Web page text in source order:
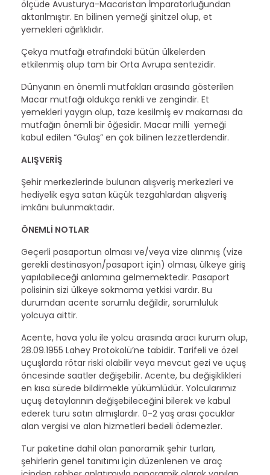
ölçüde Avusturya-Macaristan İmparatorluğundan
aktarılmıştır. En bilinen yemeği şinitzel olup, et
yemekleri ağırlıklıdır.
Çekya mutfağı etrafındaki bütün ülkelerden
etkilenmiş olup tam bir Orta Avrupa sentezidir.
Dünyanın en önemli mutfakları arasında gösterilen
Macar mutfağı oldukça renkli ve zengindir. Et
yemekleri yaygın olup, taze kesilmiş ev makarnası da
mutfağın önemli bir öğesidir. Macar milli yemeği
kabul edilen “Gulaş” en çok bilinen lezzetlerdendir.
ALIŞVERİŞ
Şehir merkezlerinde bulunan alışveriş merkezleri ve
hediyelik eşya satan küçük tezgahlardan alışveriş
imkânı bulunmaktadır.
ÖNEMLİ NOTLAR
Geçerli pasaportun olması ve/veya vize alınmış (vize
gerekli destinasyon/pasaport için) olması, ülkeye giriş
yapılabileceği anlamına gelmemektedir. Pasaport
polisinin sizi ülkeye sokmama yetkisi vardır. Bu
durumdan acente sorumlu değildir, sorumluluk
yolcuya aittir.
Acente, hava yolu ile yolcu arasında aracı kurum olup,
28.09.1955 Lahey Protokolü’ne tabidir. Tarifeli ve özel
uçuşlarda rötar riski olabilir veya mevcut gezi ve uçuş
öncesinde saatler değişebilir. Acente, bu değişiklikleri
en kısa sürede bildirmekle yükümlüdür. Yolcularımız
uçuş detaylarının değişebileceğini bilerek ve kabul
ederek turu satın almışlardır. 0-2 yaş arası çocuklar
alan vergisi ve alan hizmetleri bedeli ödemezler.
Tur paketine dahil olan panoramik şehir turları,
şehirlerin genel tanıtımı için düzenlenen ve araç